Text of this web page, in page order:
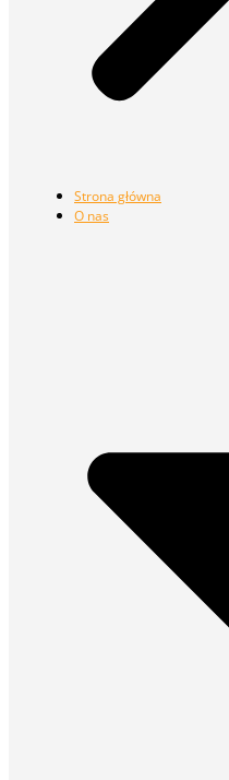
Strona główna
O nas